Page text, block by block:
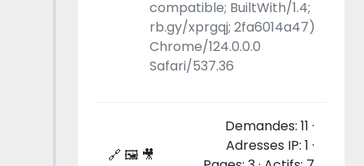
compatible; BuiltWith/1.4;
rb.gy/xprgqj; 2fa6014a47)
Chrome/124.0.0.0
Safari/537.36
🔗 🖼 🎥
Demandes: 11 ·
Adresses IP: 1 ·